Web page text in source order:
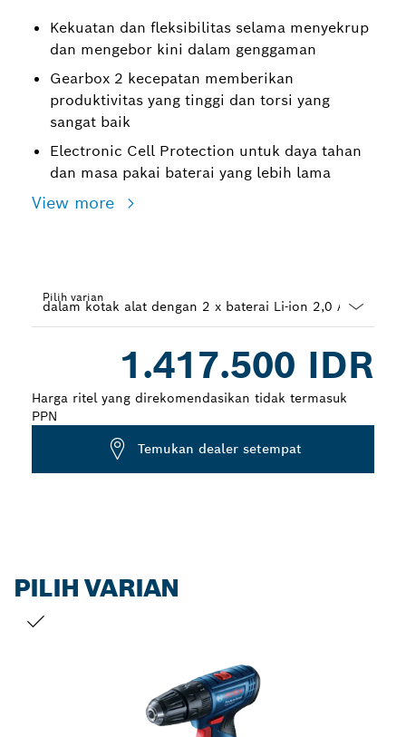
Kekuatan dan fleksibilitas selama menyekrup
dan mengebor kini dalam genggaman
Gearbox 2 kecepatan memberikan
produktivitas yang tinggi dan torsi yang
sangat baik
Electronic Cell Protection untuk daya tahan
dan masa pakai baterai yang lebih lama
View more
Pilih varian
1.417.500 IDR
Harga ritel yang direkomendasikan tidak termasuk
PPN
Temukan dealer setempat
PILIH VARIAN